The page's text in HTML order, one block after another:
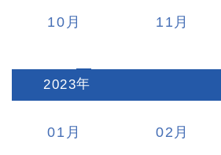
10
11
2023:
01 02